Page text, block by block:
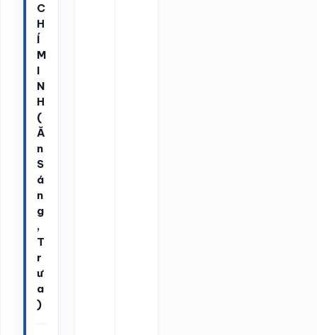
C
H
Í
M
I
N
H
(
Ă
n
S
á
n
g
,
T
r
ư
a
)